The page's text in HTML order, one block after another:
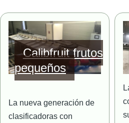
Imagen
Calibfruit frutos
pequeños
La nueva generación de
clasificadoras con